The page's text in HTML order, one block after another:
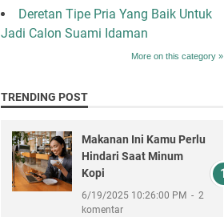
Deretan Tipe Pria Yang Baik Untuk
Jadi Calon Suami Idaman
More on this category »
TRENDING POST
Makanan Ini Kamu Perlu
Hindari Saat Minum
Kopi
6/19/2025 10:26:00 PM
2
komentar